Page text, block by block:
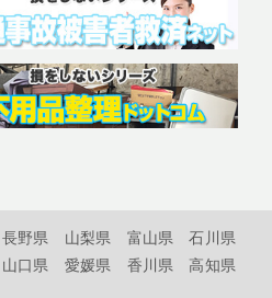
長野県 山梨県 富山県
石川県
山口県 愛媛県 香川県
高知県